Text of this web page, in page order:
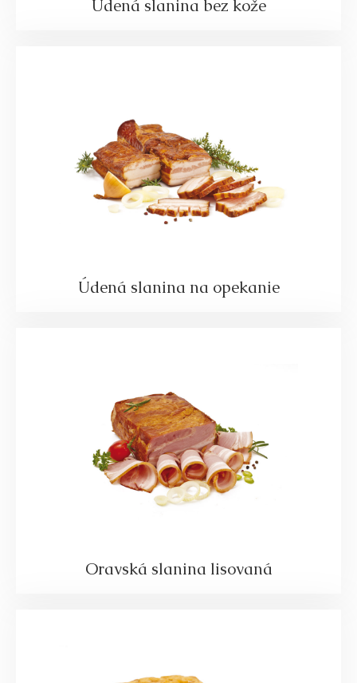
Údená slanina bez kože
Údená slanina na opekanie
Oravská slanina lisovaná